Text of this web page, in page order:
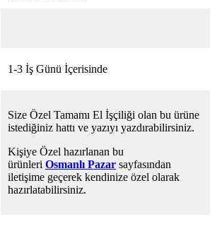
1-3 İş Günü İçerisinde
Size Özel Tamamı El İşçiliği olan bu ürüne
istediğiniz hattı ve yazıyı yazdırabilirsiniz.
Kişiye Özel hazırlanan bu
ürünleri Osmanlı Pazar sayfasından
iletişime geçerek kendinize özel olarak
hazırlatabilirsiniz.